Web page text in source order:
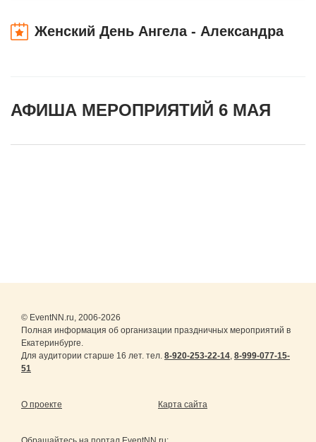
Женский День Ангела - Александра
АФИША МЕРОПРИЯТИЙ 6 МАЯ
© EventNN.ru, 2006-2026
Полная информация об организации праздничных мероприятий в
Екатеринбурге.
Для аудитории старше 16 лет. тел. 8-920-253-22-14, 8-999-077-15-
51
О проекте Карта сайта